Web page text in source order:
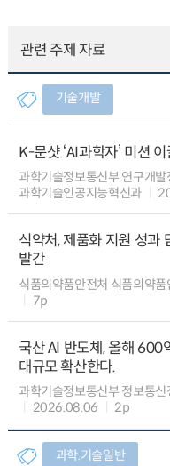
관련 주제 자료
기술개발
K-문샷 ‘AI과학자’ 미션
과학기술정보통신부 연구개
과학기술인공지능혁신과
식약처, 제품화 지원 성과
발간
식품의약품안전처 식품의약
7p
국산 AI 반도체, 올해 600
대규모 확산한다.
과학기술정보통신부 정보통
2026.08.06
2p
과학.기술일반